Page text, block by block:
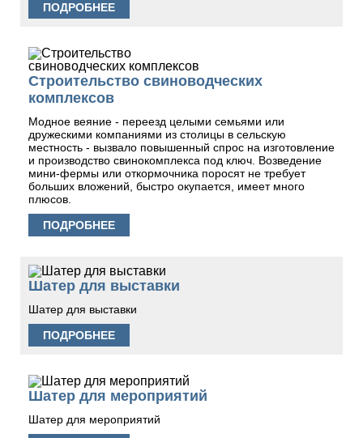
ПОДРОБНЕЕ
Строительство свиноводческих
комплексов
Модное веяние - переезд целыми семьями или
дружескими компаниями из столицы в сельскую
местность - вызвало повышенный спрос на изготовление
и производство свинокомплекса под ключ. Возведение
мини-фермы или откормочника поросят не требует
больших вложений, быстро окупается, имеет много
плюсов.
ПОДРОБНЕЕ
Шатер для выставки
Шатер для выставки
ПОДРОБНЕЕ
Шатер для мероприятий
Шатер для мероприятий